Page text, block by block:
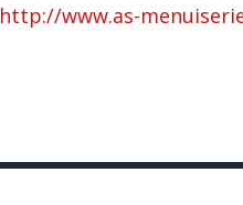
http://www.as-